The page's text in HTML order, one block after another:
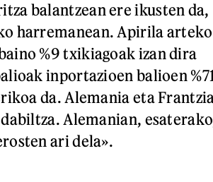
balantzean ere ikusten da,
harremanean. Apirila arteko
%9 txikiagoak izan dira
inportazioen balioen
da. Alemania eta
Alemanian,
ari dela».